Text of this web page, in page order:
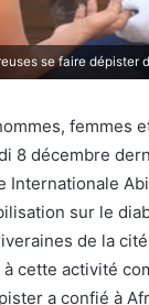
se faire dépister
femmes
8 décembre
Internationale
sur le
de la
cette activité
a confié à